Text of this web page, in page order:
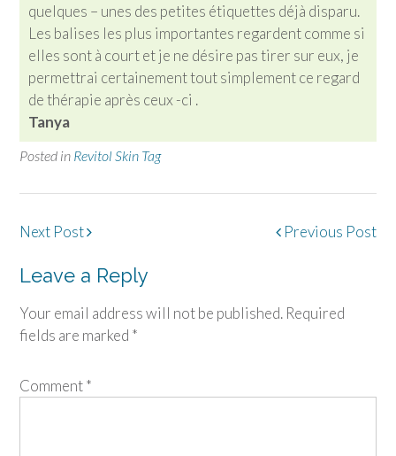
quelques – unes des petites étiquettes déjà disparu.
Les balises les plus importantes regardent comme si
elles sont à court et je ne désire pas tirer sur eux, je
permettrai certainement tout simplement ce regard
de thérapie après ceux -ci .
Tanya
Posted in Revitol Skin Tag
Post
Previous Post
Next Post
Leave a Reply
Your email address will not be published. Required
fields are marked *
Comment*